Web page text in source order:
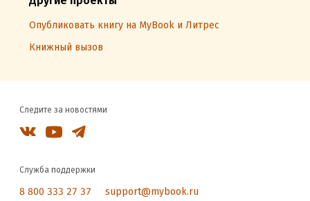
Опубликовать книгу на MyBook и Литрес
Книжный вызов
Следите за новостями
Служба поддержки
8 800 333 27 37 support@mybook.ru